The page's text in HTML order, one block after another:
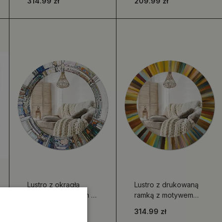
kształcie
kwiatowe
Lustro z okrągłą
ramką z nadrukiem w
Lustro z drukowaną
ramką z motywem
314.99 zł